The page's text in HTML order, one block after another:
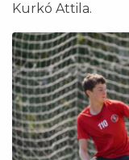
Kurkó Attila.